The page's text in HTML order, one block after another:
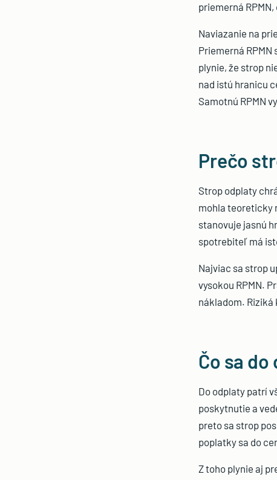
priemerná
Naviazanie na
Priemerná
plynie, že strop
nad istú hranicu
Samotnú RPMN
Prečo
Strop odplaty
mohla teoreticky
stanovuje jasnú
spotrebiteľ má
Najviac sa strop
vysokou RPMN.
nákladom.
Čo sa
Do odplaty patrí
poskytnutie a
preto sa strop
poplatky sa do
Z toho plynie aj